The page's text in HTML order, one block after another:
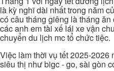
là kỳ nghĩ dài nhất trong năm
có câu tháng giêng là tháng
các anh em tài xế lái xe vận
chuyển du lịch mc tổ chức tiệc.
Việc làm thời vụ tết 2025-2026
siêu thị như bigc - go, sài gòn